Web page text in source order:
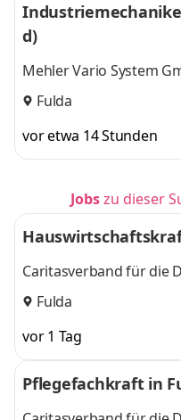
d)
Mehler Vario System
Fulda
vor etwa 14 Stunden
Jobszu dieser
Caritasverband für die
Fulda
vor 1 Tag
Pflegefachkraft in